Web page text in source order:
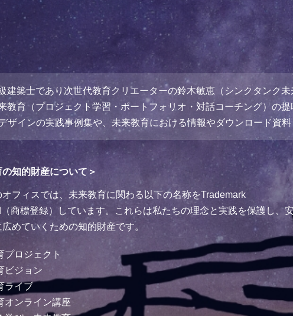
建築士であり次世代教育クリエーターの鈴木敏恵（シンクタンク
教育（プロジェクト学習・ポートフォリオ・対話コーチング）の提
ザインの実践事例集や、未来教育における情報やダウンロード資料
の知的財産について＞
フィスでは、未来教育に関わる以下の名称をTrademark
商標登録）しています。これらは私たちの理念と実践を保護し、
めていくための知的財産です。
プロジェクト
ビジョン
ライブ
オンライン講座